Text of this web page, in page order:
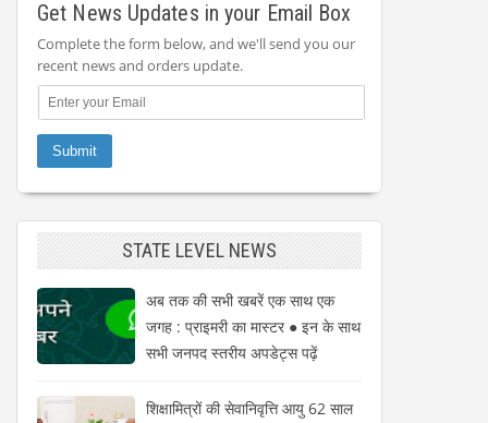
Get News Updates in your Email Box
Complete the form below, and we'll send you our
recent news and orders update.
STATE LEVEL NEWS
अब तक की सभी खबरें एक साथ एक
जगह : प्राइमरी का मास्टर ● इन के साथ
सभी जनपद स्तरीय अपडेट्स पढ़ें
शिक्षामित्रों की सेवानिवृत्ति आयु 62 साल